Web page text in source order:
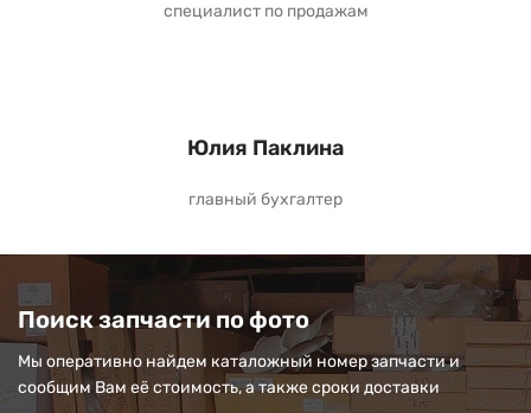
специалист по продажам
Юлия Паклина
главный бухгалтер
Поиск запчасти по фото
Мы оперативно найдем каталожный номер запчасти и
сообщим Вам её стоимость, а также сроки доставки